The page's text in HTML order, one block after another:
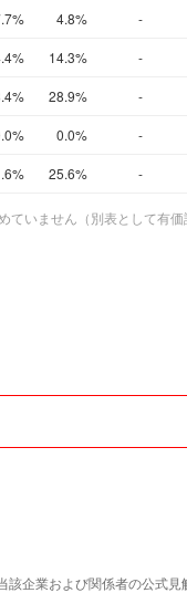
4.8% -
14.3% -
28.9% -
0.0% -
25.6% -
いません（別表として有
企業および関係者の公式見